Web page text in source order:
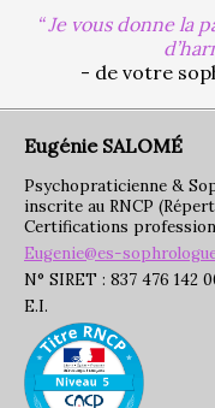
Je vous donne la
- de votre
Eugénie SALOMÉ
Psychopraticienne &
inscrite au RNCP
Certifications
Eugenie@es-
N° SIRET : 837 476 142
E.I.